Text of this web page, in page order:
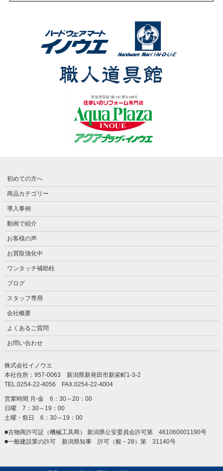
初めての方へ
商品カテゴリー
導入事例
動画で紹介
お客様の声
お買取強化中
ワンタッチ補助柱
ブログ
スタッフ専用
会社概要
よくあるご質問
お問い合わせ
株式会社イノウエ
本社住所：957-0063 新潟県新発田市新栄町1-3-2
TEL.0254-22-4056 FAX.0254-22-4004
営業時間 月-金 6：30～20：00
日曜 7：30～19：00
土曜・祭日 6：30～19：00
■古物商許可証（機械工具商） 新潟県公安委員会許可第 461060001190号
■一般建設業の許可 新潟県知事 許可（般－28）第 31140号